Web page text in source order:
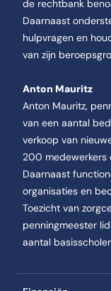
de rechtbank
Daarnaast
hulpvragen en
van zijn
Anton Mauritz
Anton Mauritz,
van een aantal
verkoop van
200 medewerkers
Daarnaast
organisaties en
Toezicht van
penningmeester
aantal